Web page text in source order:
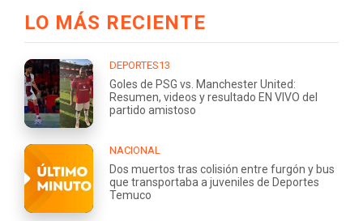
LO MÁS RECIENTE
DEPORTES13
Goles de PSG vs. Manchester United:
Resumen, videos y resultado EN VIVO del
partido amistoso
NACIONAL
Dos muertos tras colisión entre furgón y bus
que transportaba a juveniles de Deportes
Temuco